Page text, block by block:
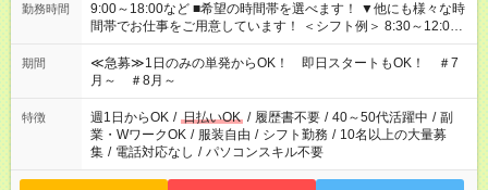
勤務時間
9:00～18:00など ■希望の時間帯を選べます！ ▼他にも様々な時
間帯でお仕事をご用意しています！ ＜シフト例＞ 8:30～12:00
17:00～22:00 13:00～22:00 22:00～翌6:00 など
期間
≪急募≫1日のみの単発からOK！ 即日スタートもOK！ ＃7
月～ ＃8月～
特徴 週1日からOK / 日払いOK / 履歴書不要 / 40～50代活躍中 / 副
業・WワークOK / 服装自由 / シフト勤務 / 10名以上の大量募
集 / 電話対応なし / パソコンスキル不要